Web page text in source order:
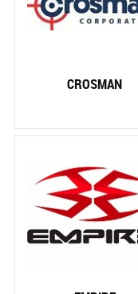
CROSMAN